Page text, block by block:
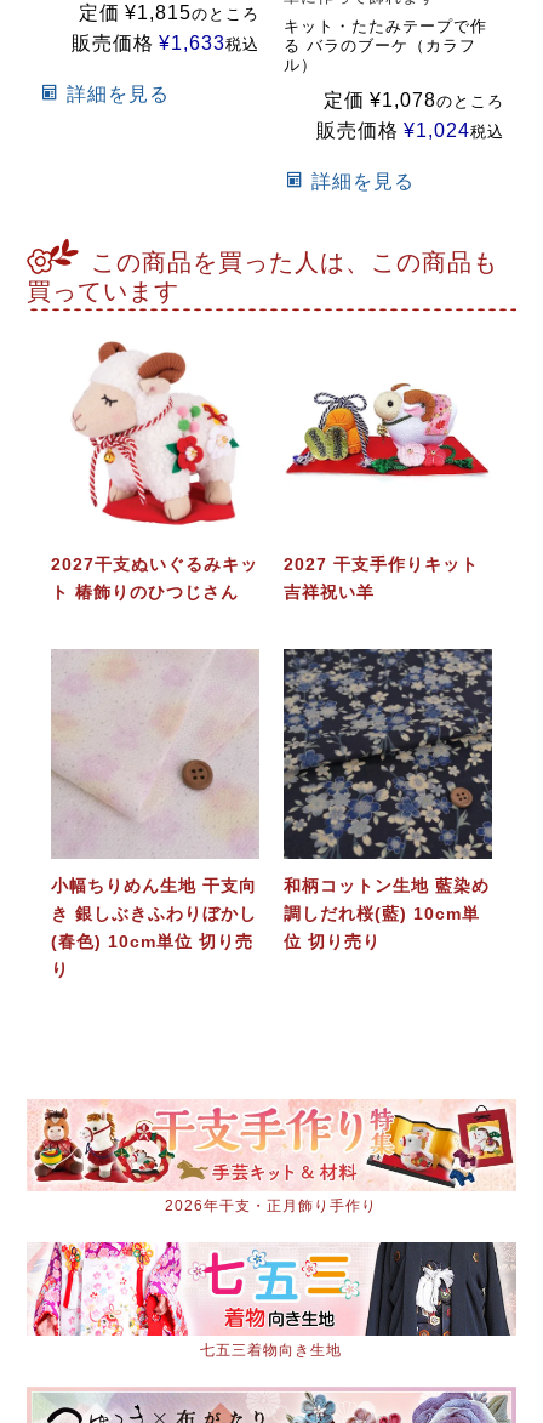
定価 ¥1,815のところ
販売価格 ¥1,633税込
詳細を見る
キット・たたみテープで作
る バラのブーケ（カラフ
ル）
定価 ¥1,078のところ
販売価格 ¥1,024税込
詳細を見る
この商品を買った人は、この商品も
買っています
2027干支ぬいぐるみキッ
ト 椿飾りのひつじさん
2027 干支手作りキット
吉祥祝い羊
小幅ちりめん生地 干支向
き 銀しぶきふわりぼかし
(春色) 10cm単位 切り売
り
和柄コットン生地 藍染め
調しだれ桜(藍) 10cm単
位 切り売り
2026年干支・正月飾り手作り
七五三着物向き生地